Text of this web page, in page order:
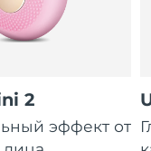
2
эффект от